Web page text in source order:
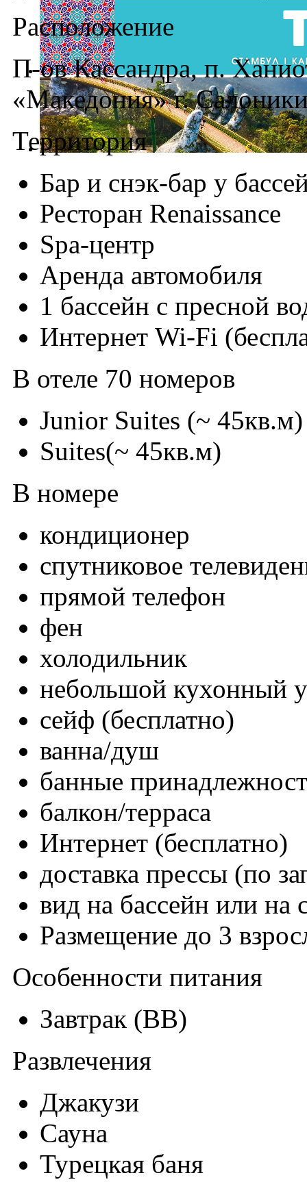
Расположение
П-ов Кассандра, п.
«Македония» г.
Территория
Бар и снэк-бар у
Ресторан Renaissance
Spa-центр
Аренда автомобиля
1 бассейн с пресной
Интернет Wi-Fi
В отеле 70 номеров
Junior Suites (~ 45кв.м)
Suites(~ 45кв.м)
В номере
кондиционер
спутниковое
прямой телефон
фен
холодильник
небольшой кухонный
сейф (бесплатно)
ванна/душ
банные
балкон/терраса
Интернет (бесплатно)
доставка прессы (по
вид на бассейн или на
Размещение до 3
Особенности питания
Завтрак (BB)
Развлечения
Джакузи
Сауна
Турецкая баня